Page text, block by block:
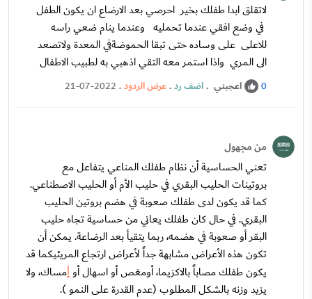
لاتقلق ابدا طفلك بخير احرصي بعد الارضاع ان يكون الطفل
في وضع افقي عندما تحمليه وعندما ينام ضعي راسه
للاعلى على وساده حتى تبقا الحموضةفي المعدة ولاتصعد
الى المري واذا استمر معه التقي اذهبي به لطبيب الاطفال
0 اعجبني .اضف رد.عرض الردود.
21-07-2022
من مجهول
تعني الحساسية أن نظام طفلك المناعي يتفاعل مع
بروتينات الحليب البقري في حليب الأم أو الحليب الاصطناعي.
كما قد يكون لدى طفلك صعوبة في هضم بروتين الحليب
البقري. في حال كان طفلك يعاني من حساسية تجاه حليب
البقر أو صعوبة في هضمه، ربما يتقيأ بعد الرضاعة. يمكن أن
تكون هذه الأعراض مشابهة جداً لأعراض ارتجاع المريئيكما قد
يكون طفلك مصاباً بالاكزيما، أومغص أو اسهال أوامساك، ولا
يزيد وزنه بالشكل المطلوب (عدم القدرة على النمو ).